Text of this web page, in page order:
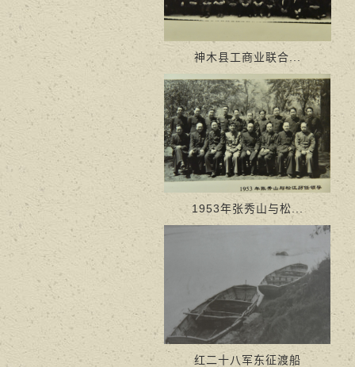
神木县工商业联合...
1953年张秀山与松...
红二十八军东征渡船